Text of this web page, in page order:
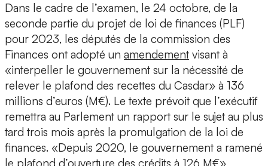
Dans le cadre de l’examen, le 24 octobre, de la
seconde partie du projet de loi de finances (PLF)
pour 2023, les députés de la commission des
Finances ont adopté un amendement visant à
«interpeller le gouvernement sur la nécessité de
relever le plafond des recettes du Casdar» à 136
millions d’euros (M€). Le texte prévoit que l’exécutif
remettra au Parlement un rapport sur le sujet au plus
tard trois mois après la promulgation de la loi de
finances. «Depuis 2020, le gouvernement a ramené
le plafond d’ouverture des crédits à 126 M€»,